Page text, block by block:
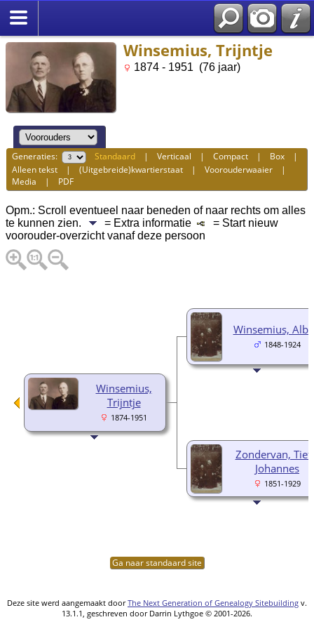
Winsemius, Trijntje
1874 - 1951 (76 jaar)
Generaties: Standaard |Verticaal |Compact | Box |
Alleen tekst |(Uitgebreide)kwartierstaat |Voorouderwaaier |
Media | PDF
Opm.: Scroll eventueel naar beneden of naar rechts om alles
te kunnen zien.
= Extra informatie
= Start nieuw
voorouder-overzicht vanaf deze persoon
Winsemius,
Trijntje
1874-1951
Winsemius,
1848-1924
Zondervan,
Johannes
1851-1929
Ga naar standaard site
Deze site werd aangemaakt doorThe Next Generation of Genealogy Sitebuilding v.
13.1.1, geschreven door Darrin Lythgoe © 2001-2026.